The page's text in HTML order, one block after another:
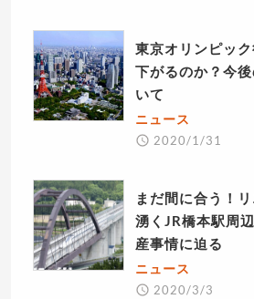
東京オリンピッ
下がるのか？今
いて
ニュース
2020/1/31
まだ間に合う！
湧くJR橋本駅周
産事情に迫る
ニュース
2020/3/3